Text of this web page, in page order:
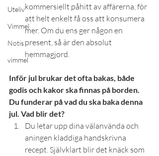
Uteliv
Vimmel
Notis
vimmel
kommersiellt påhitt av affärerna, för
att helt enkelt få oss att konsumera
mer. Om du ens ger någon en
present, så är den absolut
hemmagjord.
Inför jul brukar det ofta bakas, både
godis och kakor ska finnas på borden.
Du funderar på vad du ska baka denna
jul. Vad blir det?
Du letar upp dina välanvända och
aningen kladdiga handskrivna
recept. Självklart blir det knäck som